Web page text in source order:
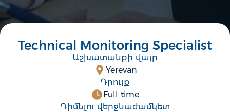
Technical Monitoring Specialist
Աշխատանքի վայր
Yerevan
Դրույք
Full time
Դիմելու վերջնաժամկետ